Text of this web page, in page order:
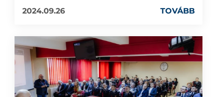
2024.09.26
TOVÁBB